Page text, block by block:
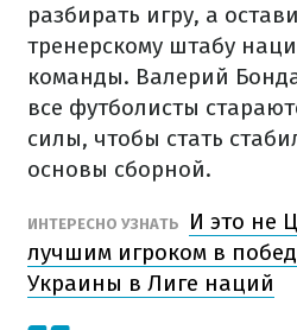
разбирать игру, а
тренерскому штабу
команды. Валерий
все футболисты
силы, чтобы стать
основы сборной.
ИНТЕРЕСНО УЗНАТЬ
И это не
лучшим игроком в
Украины в Лиге наций